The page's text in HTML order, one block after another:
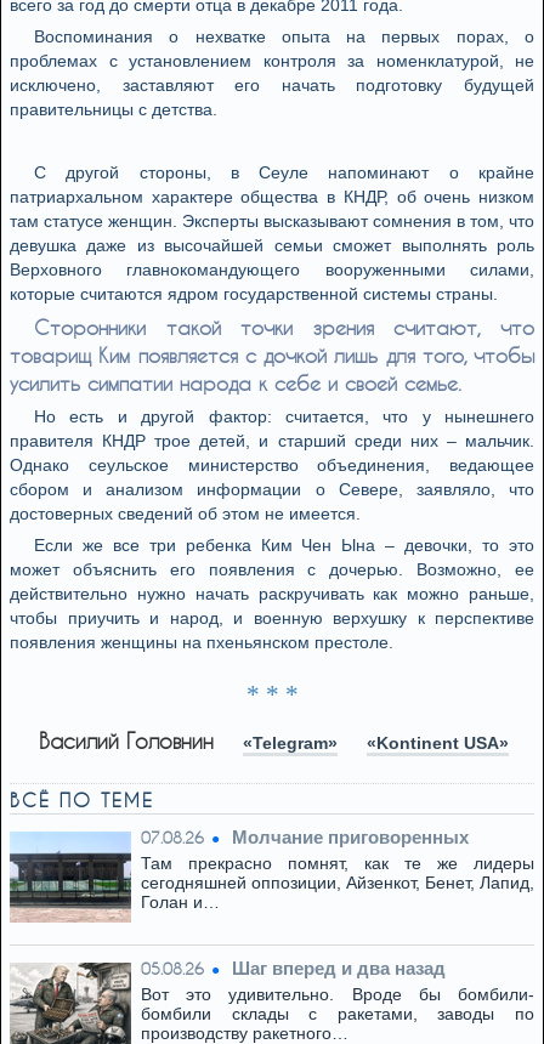
всего за год до смерти отца в декабре 2011 года.
Воспоминания о нехватке опыта на первых порах, о
проблемах с установлением контроля за номенклатурой, не
исключено, заставляют его начать подготовку будущей
правительницы с детства.
С другой стороны, в Сеуле напоминают о крайне
патриархальном характере общества в КНДР, об очень низком
там статусе женщин. Эксперты высказывают сомнения в том, что
девушка даже из высочайшей семьи сможет выполнять роль
Верховного главнокомандующего вооруженными силами,
которые считаются ядром государственной системы страны.
Сторонники такой точки зрения считают, что
товарищ Ким появляется с дочкой лишь для того, чтобы
усилить симпатии народа к себе и своей семье.
Но есть и другой фактор: считается, что у нынешнего
правителя КНДР трое детей, и старший среди них – мальчик.
Однако сеульское министерство объединения, ведающее
сбором и анализом информации о Севере, заявляло, что
достоверных сведений об этом не имеется.
Если же все три ребенка Ким Чен Ына – девочки, то это
может объяснить его появления с дочерью. Возможно, ее
действительно нужно начать раскручивать как можно раньше,
чтобы приучить и народ, и военную верхушку к перспективе
появления женщины на пхеньянском престоле.
* * *
Василий Головнин «Telegram» «Kontinent USA»
ВСЁ ПО ТЕМЕ
07.08.26 Молчание приговоренных
Там прекрасно помнят, как те же лидеры
сегодняшней оппозиции, Айзенкот, Бенет, Лапид,
Голан и…
05.08.26 Шаг вперед и два назад
Вот это удивительно. Вроде бы бомбили-
бомбили склады с ракетами, заводы по
производству ракетного…